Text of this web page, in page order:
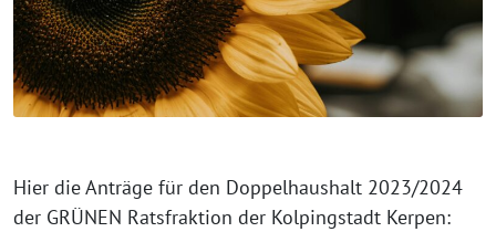
Hier die Anträge für den Doppelhaushalt 2023/2024
der GRÜNEN Ratsfraktion der Kolpingstadt Kerpen: